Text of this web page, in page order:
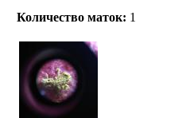
Количество маток: 1